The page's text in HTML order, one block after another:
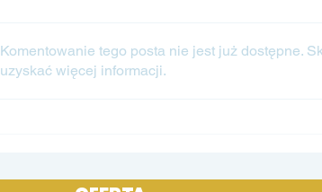
Komentowanie tego posta nie jest już dostępne.
uzyskać więcej informacji.